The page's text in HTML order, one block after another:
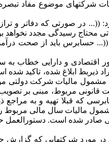
1 ماده 110 قانون مالیاتهای مستقیم، مصوب
محتاج رسیدگی مجدد نخواهد
اشاره شده است که: ((... حسابرس
ذیربط ابلاغ شده،
مالیات شرکت دولتی
قانونی مربوط، مبنی بر
که قبلا تهیه و به
سال مالی مربوط را